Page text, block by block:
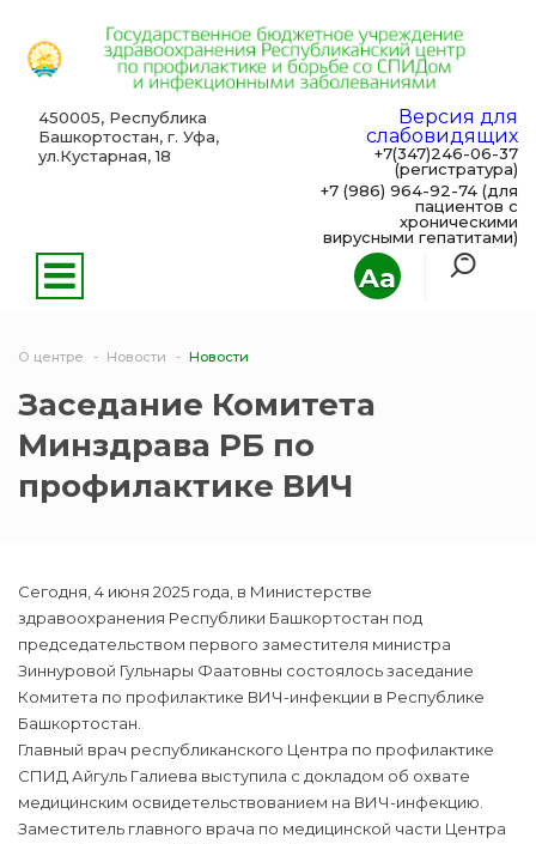
Aa
450005, Республика
Башкортостан, г. Уфа,
ул.Кустарная, 18
Версия для
слабовидящих
+7(347)246-06-37
(регистратура)
+7 (986) 964-92-74 (для
пациентов с
хроническими
вирусными гепатитами)
О центре Новости Новости
Заседание Комитета
Минздрава РБ по
профилактике ВИЧ
Сегодня, 4 июня 2025 года, в Министерстве
здравоохранения Республики Башкортостан под
председательством первого заместителя министра
Зиннуровой Гульнары Фаатовны состоялось заседание
Комитета по профилактике ВИЧ-инфекции в Республике
Башкортостан.
Главный врач республиканского Центра по профилактике
СПИД Айгуль Галиева выступила с докладом об охвате
медицинским освидетельствованием на ВИЧ-инфекцию.
Заместитель главного врача по медицинской части Центра